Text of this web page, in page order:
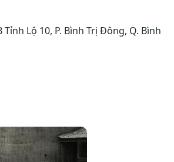
Tỉnh Lộ 10, P. Bình Trị Đông, Q. Bình